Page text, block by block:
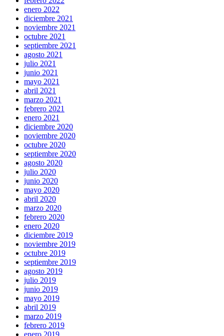
enero 2022
diciembre 2021
noviembre 2021
octubre 2021
septiembre 2021
agosto 2021
julio 2021
junio 2021
mayo 2021
abril 2021
marzo 2021
febrero 2021
enero 2021
diciembre 2020
noviembre 2020
octubre 2020
septiembre 2020
agosto 2020
julio 2020
junio 2020
mayo 2020
abril 2020
marzo 2020
febrero 2020
enero 2020
diciembre 2019
noviembre 2019
octubre 2019
septiembre 2019
agosto 2019
julio 2019
junio 2019
mayo 2019
abril 2019
marzo 2019
febrero 2019